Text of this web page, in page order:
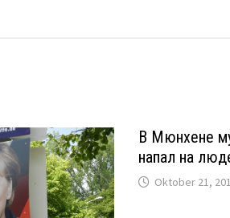
В Мюнхене
напал на
Oktober 21,